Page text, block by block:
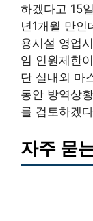
하겠다고 15
년1개월 만인
용시설 영업
임 인원제한
단 실내외 마
동안 방역상
를 검토하겠
자주 묻